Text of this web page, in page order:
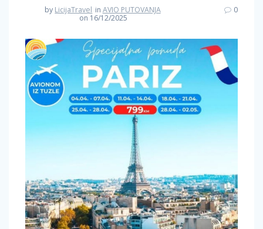
by LicijaTravel in AVIO PUTOVANJA
on 16/12/2025
0